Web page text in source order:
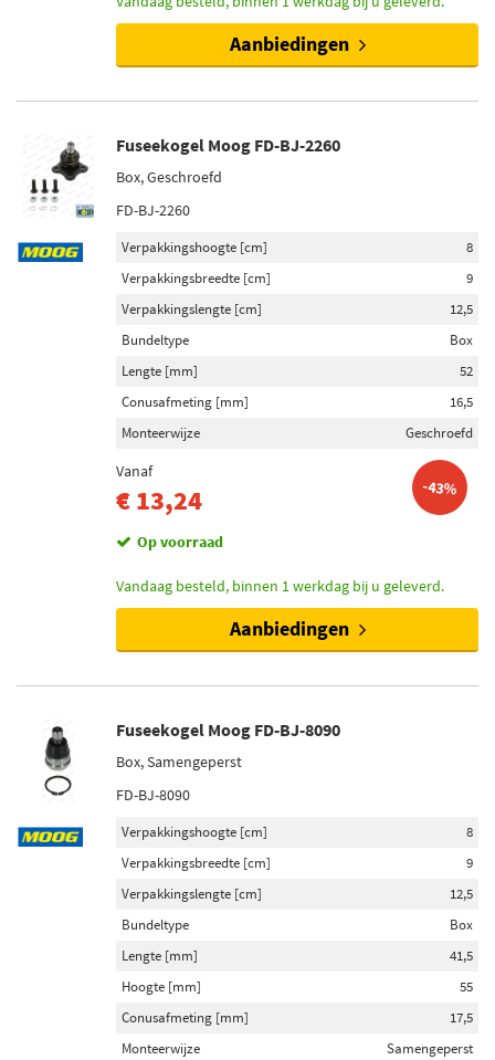
Aanbiedingen
Fuseekogel Moog FD-BJ-2260
Box, Geschroefd
FD-BJ-2260
Verpakkingshoogte [cm]
8
Verpakkingsbreedte [cm]
9
Verpakkingslengte [cm]
12,5
Bundeltype
Box
Lengte [mm]
52
Conusafmeting [mm]
16,5
Monteerwijze
Geschroefd
Vanaf
€ 13,24 -43%
Op voorraad
Vandaag besteld, binnen 1 werkdag bij u geleverd.
Aanbiedingen
Fuseekogel Moog FD-BJ-8090
Box, Samengeperst
FD-BJ-8090
Verpakkingshoogte [cm]
8
Verpakkingsbreedte [cm]
9
Verpakkingslengte [cm]
12,5
Bundeltype
Box
Lengte [mm]
41,5
Hoogte [mm]
55
Conusafmeting [mm]
17,5
Monteerwijze
Samengeperst